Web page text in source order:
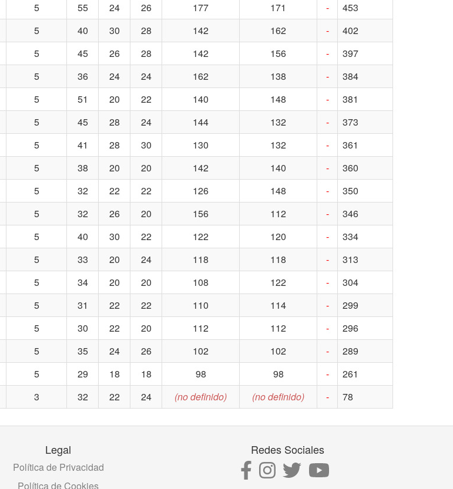
5 55 24 26 177 171 -
453
5 40 30 28 142 162 -
402
5 45 26 28 142 156 -
397
5 36 24 24 162 138 -
384
5 51 20 22 140 148 -
381
5 45 28 24 144 132 -
373
5 41 28 30 130 132 -
361
5 38 20 20 142 140 -
360
5 32 22 22 126 148 -
350
5 32 26 20 156 112 -
346
5 40 30 22 122 120 -
334
5 33 20 24 118 118 -
313
5 34 20 20 108 122 -
304
5 31 22 22 110 114 -
299
5 30 22 20 112 112 -
296
5 35 24 26 102 102 -
289
5 29 18 18 98 98 -
261
3 32 22 24 (no definido) (no definido) - 78
Legal
Política de Privacidad
Política de Cookies
Redes Sociales